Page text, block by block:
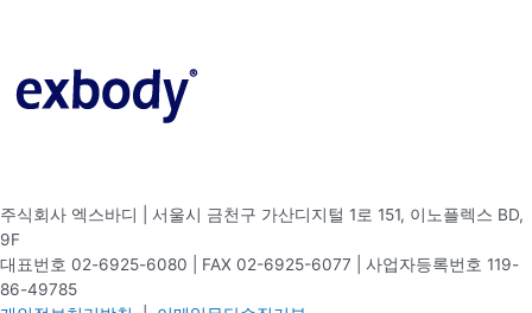
주식회사 엑스바디 | 서울시 금천구 가산디지털 1로 151, 이노플렉스 BD,
9F
대표번호 02-6925-6080 | FAX 02-6925-6077 | 사업자등록번호 119-
86-49785